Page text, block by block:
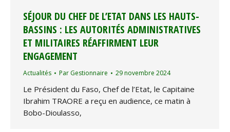
SÉJOUR DU CHEF DE L’ETAT DANS LES HAUTS-
BASSINS : LES AUTORITÉS ADMINISTRATIVES
ET MILITAIRES RÉAFFIRMENT LEUR
ENGAGEMENT
Actualités Par Gestionnaire 29 novembre 2024
Le Président du Faso, Chef de l’Etat, le Capitaine
Ibrahim TRAORE a reçu en audience, ce matin à
Bobo-Dioulasso,